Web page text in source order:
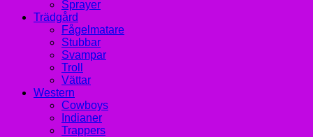
Sprayer
Trädgård
Fågelmatare
Stubbar
Svampar
Troll
Vättar
Western
Cowboys
Indianer
Trappers